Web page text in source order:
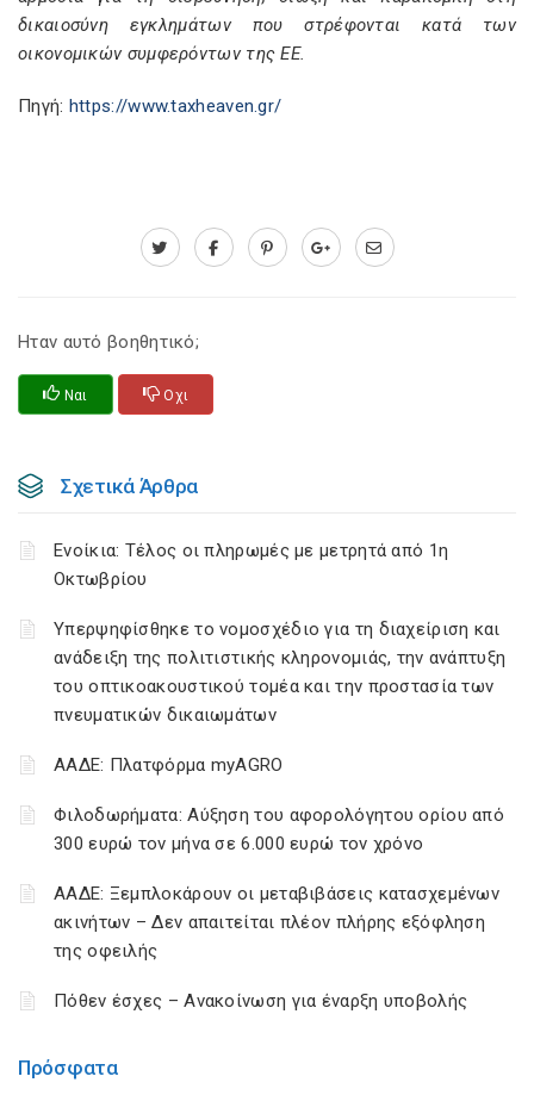
Πρόσφατα
δικαιοσύνη εγκλημάτων που στρέφονται κατά των
οικονομικών συμφερόντων της ΕΕ.
Πηγή: https://www.taxheaven.gr/
Ηταν αυτό βοηθητικό;
Ναι Οχι
Σχετικά Άρθρα
Ενοίκια: Τέλος οι πληρωμές με μετρητά από 1η
Οκτωβρίου
Υπερψηφίσθηκε το νομοσχέδιο για τη διαχείριση και
ανάδειξη της πολιτιστικής κληρονομιάς, την ανάπτυξη
του οπτικοακουστικού τομέα και την προστασία των
πνευματικών δικαιωμάτων
ΑΑΔΕ: Πλατφόρμα myAGRO
Φιλοδωρήματα: Αύξηση του αφορολόγητου ορίου από
300 ευρώ τον μήνα σε 6.000 ευρώ τον χρόνο
ΑΑΔΕ: Ξεμπλοκάρουν οι μεταβιβάσεις κατασχεμένων
ακινήτων – Δεν απαιτείται πλέον πλήρης εξόφληση
της οφειλής
Πόθεν έσχες – Ανακοίνωση για έναρξη υποβολής